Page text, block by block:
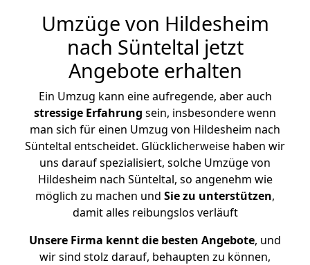
Umzüge von Hildesheim
nach Sünteltal jetzt
Angebote erhalten
Ein Umzug kann eine aufregende, aber auch
stressige Erfahrung sein, insbesondere wenn
man sich für einen Umzug von Hildesheim nach
Sünteltal entscheidet. Glücklicherweise haben wir
uns darauf spezialisiert, solche Umzüge von
Hildesheim nach Sünteltal, so angenehm wie
möglich zu machen und Sie zu unterstützen,
damit alles reibungslos verläuft
Unsere Firma kennt die besten Angebote, und
wir sind stolz darauf, behaupten zu können,